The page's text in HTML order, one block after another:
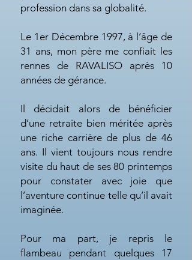
profession dans sa globalité.
Le 1er Décembre 1997, à l’âge de
31 ans, mon père me confiait les
rennes de RAVALISO après 10
années de gérance.
Il décidait alors de bénéficier
d’une retraite bien méritée après
une riche carrière de plus de 46
ans. Il vient toujours nous rendre
visite du haut de ses 80 printemps
pour constater avec joie que
l’aventure continue telle qu’il avait
imaginée.
Pour ma part, je repris le
flambeau pendant quelques 17